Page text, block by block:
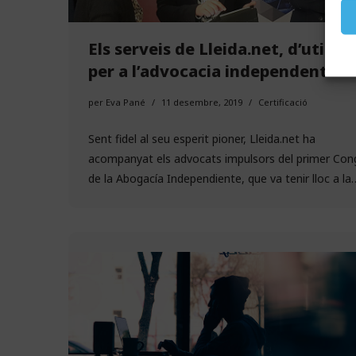
Els serveis de Lleida.net, d’utilitat
per a l’advocacia independent
per Eva Pané 11 desembre, 2019 Certificació
Sent fidel al seu esperit pioner, Lleida.net ha
acompanyat els advocats impulsors del primer
de la Abogacía Independiente, que va tenir lloc a